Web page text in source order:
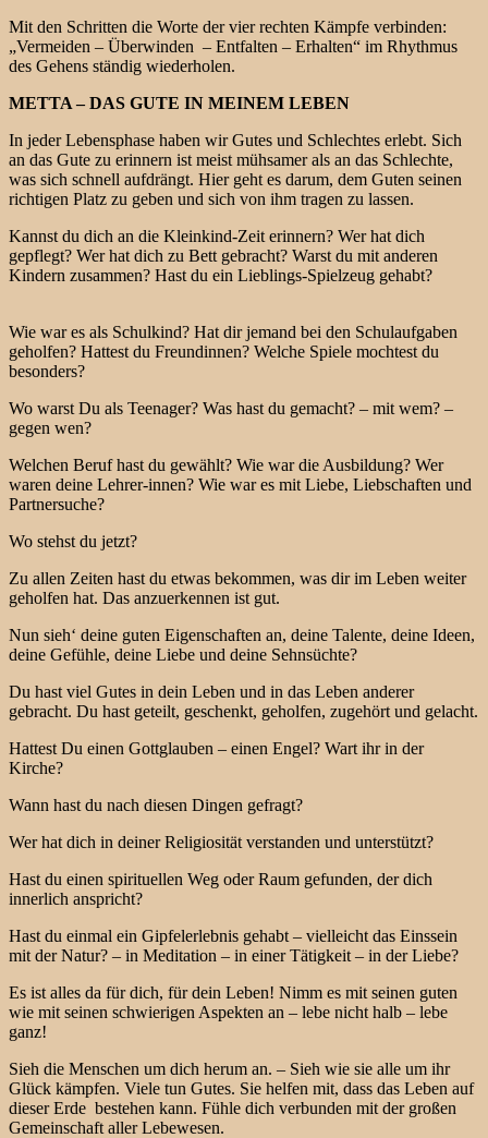
Mit den Schritten die Worte der vier rechten Kämpfe verbinden:
„Vermeiden – Überwinden – Entfalten – Erhalten“ im Rhythmus
des Gehens ständig wiederholen.
METTA – DAS GUTE IN MEINEM LEBEN
In jeder Lebensphase haben wir Gutes und Schlechtes erlebt. Sich
an das Gute zu erinnern ist meist mühsamer als an das Schlechte,
was sich schnell aufdrängt. Hier geht es darum, dem Guten seinen
richtigen Platz zu geben und sich von ihm tragen zu lassen.
Kannst du dich an die Kleinkind-Zeit erinnern? Wer hat dich
gepflegt? Wer hat dich zu Bett gebracht? Warst du mit anderen
Kindern zusammen? Hast du ein Lieblings-Spielzeug gehabt?
Wie war es als Schulkind? Hat dir jemand bei den Schulaufgaben
geholfen? Hattest du Freundinnen? Welche Spiele mochtest du
besonders?
Wo warst Du als Teenager? Was hast du gemacht? – mit wem? –
gegen wen?
Welchen Beruf hast du gewählt? Wie war die Ausbildung? Wer
waren deine Lehrer-innen? Wie war es mit Liebe, Liebschaften und
Partnersuche?
Wo stehst du jetzt?
Zu allen Zeiten hast du etwas bekommen, was dir im Leben weiter
geholfen hat. Das anzuerkennen ist gut.
Nun sieh‘ deine guten Eigenschaften an, deine Talente, deine Ideen,
deine Gefühle, deine Liebe und deine Sehnsüchte?
Du hast viel Gutes in dein Leben und in das Leben anderer
gebracht. Du hast geteilt, geschenkt, geholfen, zugehört und gelacht.
Hattest Du einen Gottglauben – einen Engel? Wart ihr in der
Kirche?
Wann hast du nach diesen Dingen gefragt?
Wer hat dich in deiner Religiosität verstanden und unterstützt?
Hast du einen spirituellen Weg oder Raum gefunden, der dich
innerlich anspricht?
Hast du einmal ein Gipfelerlebnis gehabt – vielleicht das Einssein
mit der Natur? – in Meditation – in einer Tätigkeit – in der Liebe?
Es ist alles da für dich, für dein Leben! Nimm es mit seinen guten
wie mit seinen schwierigen Aspekten an – lebe nicht halb – lebe
ganz!
Sieh die Menschen um dich herum an. – Sieh wie sie alle um ihr
Glück kämpfen. Viele tun Gutes. Sie helfen mit, dass das Leben auf
dieser Erde bestehen kann. Fühle dich verbunden mit der großen
Gemeinschaft aller Lebewesen.